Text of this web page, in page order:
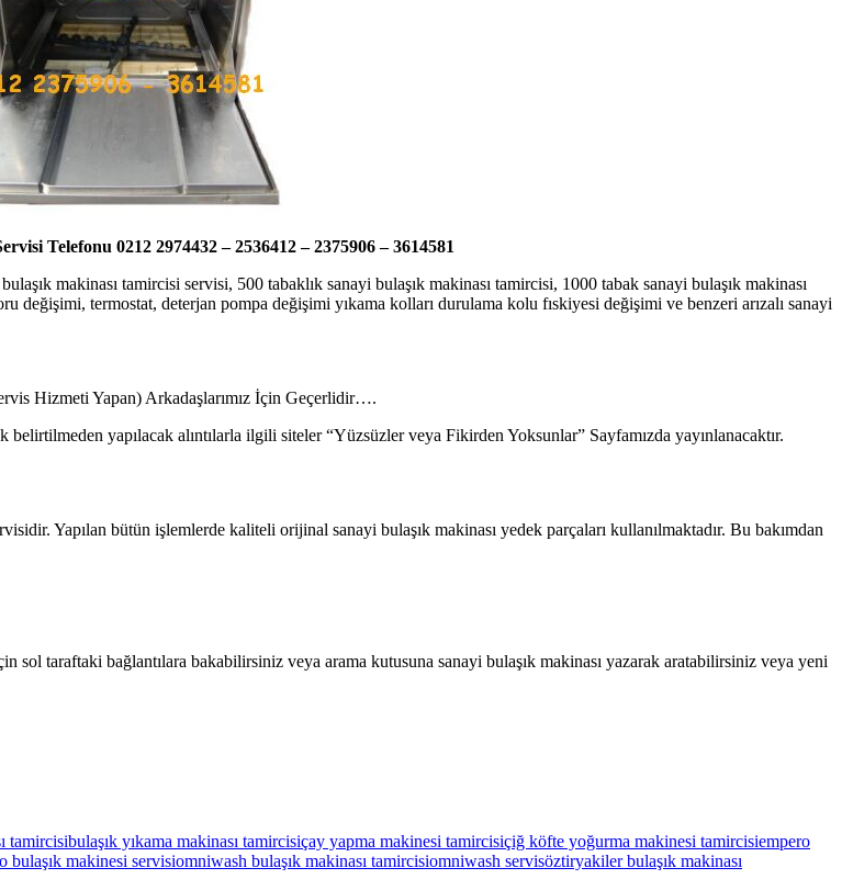
Telefonu 0212 2974432 – 2536412 – 2375906 – 3614581
makinası tamircisi servisi, 500 tabaklık sanayi bulaşık makinası tamircisi, 1000 tabak sanayi bulaşık makinası
değişimi, termostat, deterjan pompa değişimi yıkama kolları durulama kolu fıskiyesi değişimi ve benzeri arızalı sanayi
Hizmeti Yapan) Arkadaşlarımız İçin Geçerlidir….
yapılacak alıntılarla ilgili siteler “Yüzsüzler veya Fikirden Yoksunlar” Sayfamızda yayınlanacaktır.
Yapılan bütün işlemlerde kaliteli orijinal sanayi bulaşık makinası yedek parçaları kullanılmaktadır. Bu bakımdan
için sol taraftaki bağlantılara bakabilirsiniz veya arama kutusuna sanayi bulaşık makinası yazarak aratabilirsiniz veya yeni
tamircisibulaşık yıkama makinası tamircisiçay yapma makinesi tamircisiçiğ köfte yoğurma makinesi tamircisiempero
bulaşık makinesi servisiomniwash bulaşık makinası tamircisiomniwash servisöztiryakiler bulaşık makinası